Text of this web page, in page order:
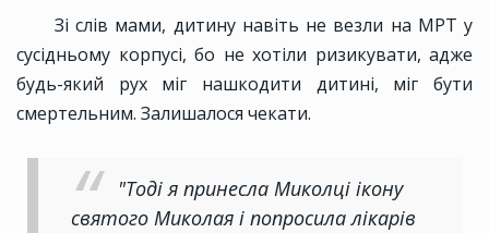
Зі слів мами, дитину навіть не везли на МРТ у
сусідньому корпусі, бо не хотіли ризикувати, адже
будь-який рух міг нашкодити дитині, міг бути
смертельним. Залишалося чекати.
"Тоді я принесла Миколці ікону
святого Миколая і попросила лікарів